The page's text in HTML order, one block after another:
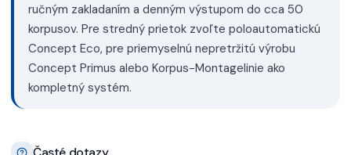
ručným zakladaním a denným výstupom do cca 50
korpusov. Pre stredný prietok zvoľte poloautomatickú
Concept Eco, pre priemyselnú nepretržitú výrobu
Concept Primus alebo Korpus-Montagelinie ako
kompletný systém.